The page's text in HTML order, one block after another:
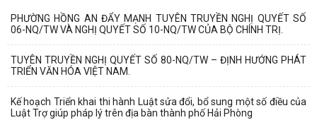
PHƯỜNG HỒNG AN ĐẨY MẠNH TUYÊN TRUYỀN NGHỊ QUYẾT SỐ
06-NQ/TW VÀ NGHỊ QUYẾT SỐ 10-NQ/TW CỦA BỘ CHÍNH TRỊ.
TUYÊN TRUYỀN NGHỊ QUYẾT SỐ 80-NQ/TW – ĐỊNH HƯỚNG PHÁT
TRIỂN VĂN HÓA VIỆT NAM.
Kế hoạch Triển khai thi hành Luật sửa đổi, bổ sung một số điều của
Luật Trợ giúp pháp lý trên địa bàn thành phố Hải Phòng